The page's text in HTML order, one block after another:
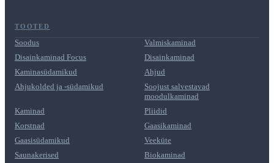
TOOTED
Soodus
Valmiskaminad
Disainkaminad Focus
Disainkaminad
Kaminasüdamikud
Ahjud
Ahjukolded ja -südamikud
Soojust salvestavad
moodulkaminad
Kaminad
Pliidid
Korstnad
Gaasikaminad
Gaasisüdamikud
Veeküte
Saunakerised
Biokaminad